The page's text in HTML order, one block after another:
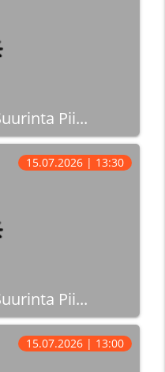
Pii...
Pii...
15.07.2026 | 13:30
15.07.2026 | 13:00